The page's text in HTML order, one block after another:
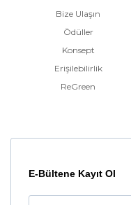
Bize Ulaşın
Ödüller
Konsept
Erişilebilirlik
ReGreen
E-Bültene Kayıt Ol